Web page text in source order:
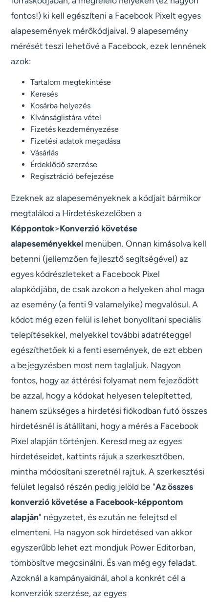
fontos!) ki kell egészíteni a Facebook Pixelt egyes
alapesemények mérőkódjaival. 9 alapesemény
mérését teszi lehetővé a Facebook, ezek lennének
azok:
Tartalom megtekintése
Keresés
Kosárba helyezés
Kívánságlistára vétel
Fizetés kezdeményezése
Fizetési adatok megadása
Vásárlás
Érdeklődő szerzése
Regisztráció befejezése
Ezeknek az alapeseményeknek a kódjait bármikor
megtalálod a Hirdetéskezelőben a
Képpontok>Konverzió követése
alapeseményekkel menüben. Onnan kimásolva kell
betenni (jellemzően fejlesztő segítségével) az
egyes kódrészleteket a Facebook Pixel
alapkódjába, de csak azokon a helyeken ahol maga
az esemény (a fenti 9 valamelyike) megvalósul. A
kódot még ezen felül is lehet bonyolítani speciális
telepítésekkel, melyekkel további adatréteggel
egészíthetőek ki a fenti események, de ezt ebben
a bejegyzésben most nem taglaljuk. Nagyon
fontos, hogy az áttérési folyamat nem fejeződött
be azzal, hogy a kódokat helyesen telepítetted,
hanem szükséges a hirdetési fiókodban futó összes
hirdetésnél is átállítani, hogy a mérés a Facebook
Pixel alapján történjen. Keresd meg az egyes
hirdetéseidet, kattints rájuk a szerkesztőben,
mintha módosítani szeretnél rajtuk. A szerkesztési
felület legalsó részén pedig jelöld be "Az összes
konverzió követése a Facebook-képpontom
alapján" négyzetet, és ezután ne felejtsd el
elmenteni. Ha nagyon sok hirdetésed van akkor
egyszerűbb lehet ezt mondjuk Power Editorban,
tömbösítve megcsinálni. És van még egy feladat.
Azoknál a kampányaidnál, ahol a konkrét cél a
konverziók szerzése, az egyes